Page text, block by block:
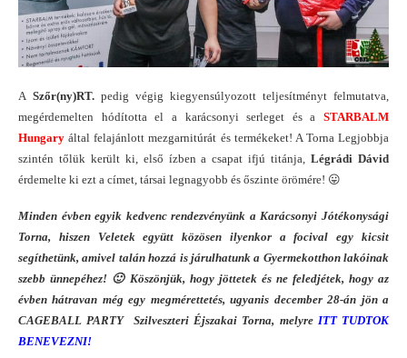
A Szőr(ny)RT. pedig végig kiegyensúlyozott teljesítményt felmutatva,
megérdemelten hódította el a karácsonyi serleget és a STARBALM
Hungary által felajánlott mezgarnitúrát és termékeket! A Torna Legjobbja
szintén tőlük került ki, első ízben a csapat ifjú titánja,Légrádi Dávid
érdemelte ki ezt a címet, társai legnagyobb és őszinte örömére! 😛
Minden évben egyik kedvenc rendezvényünk a Karácsonyi Jótékonysági
Torna, hiszen Veletek együtt közösen ilyenkor a focival egy kicsit
segíthetünk, amivel talán hozzá is járulhatunk a Gyermekotthon lakóinak
szebb ünnepéhez! 🙂 Köszönjük, hogy jöttetek és ne feledjétek, hogy az
évben hátravan még egy megmérettetés, ugyanis december 28-án jön a
CAGEBALL PARTY Szilveszteri Éjszakai Torna, melyre ITT TUDTOK
BENEVEZNI!